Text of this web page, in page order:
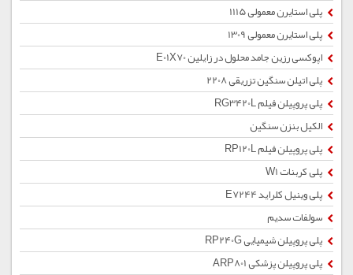
پلی استایرن معمولی 1115
پلی استایرن معمولی 1309
اپوکسی رزین جامد محلول در زایلین E01X70
پلی اتیلن سنگین تزریقی 2208
پلی پروپیلن فیلم RG3420L
الکیل بنزن سنگین
پلی پروپیلن فیلم RP120L
پلی کربنات W1
پلی وینیل کلراید E7244
سولفات سدیم
پلی پروپیلن شیمیایی RP240G
پلی پروپیلن پزشکی ARP801